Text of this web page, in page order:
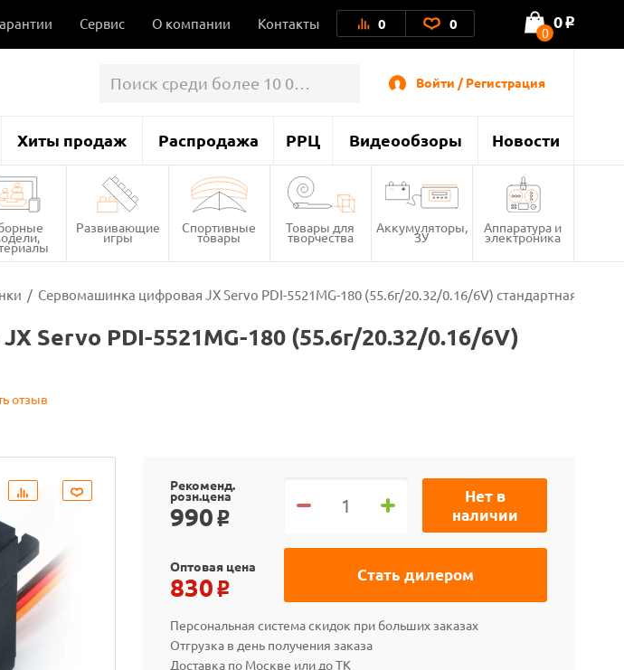
Сервис О компании Контакты 0 0 0
0 o
Войти / Регистрация
Хиты продаж Распродажа РРЦ Видеообзоры Новости
Развивающие
игры
Спортивные
товары
Товары для
творчества
Аккумуляторы,
ЗУ
Аппаратура и
электроника
/ Сервомашинка цифровая JX Servo PDI-5521MG-180 (55.6г/20.32/0.16/6V) стандартная
Servo PDI-5521MG-180 (55.6г/20.32/0.16/6V)
отзыв
Рекоменд.
розн.цена
990 o
Нет в
наличии
Стать дилером
Оптовая цена
830 o
Персональная система скидок при больших заказах
Отгрузка в день получения заказа
Доставка по Москве или до ТК